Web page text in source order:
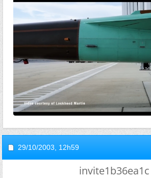
29/10/2003, 12h59
invite1b36ea1c